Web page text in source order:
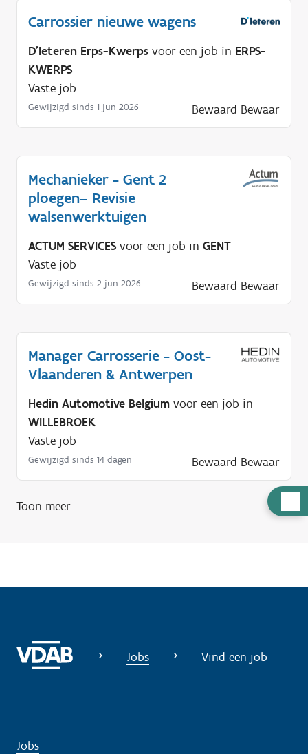
u
Carrossier nieuwe wagens
D'Ieteren Erps-Kwerps voor een job in ERPS-
KWERPS
Vaste job
Gewijzigd sinds 1 jun 2026 Bewaard Bewaar
Mechanieker - Gent 2
ploegen– Revisie
walsenwerktuigen
ACTUM SERVICES voor een job in GENT
Vaste job
Gewijzigd sinds 2 jun 2026 Bewaard Bewaar
Manager Carrosserie - Oost-
Vlaanderen & Antwerpen
Hedin Automotive Belgium voor een job in
WILLEBROEK
Vaste job
Gewijzigd sinds 14 dagen Bewaard Bewaar
Toon meer
Jobs Vind een job
Jobs